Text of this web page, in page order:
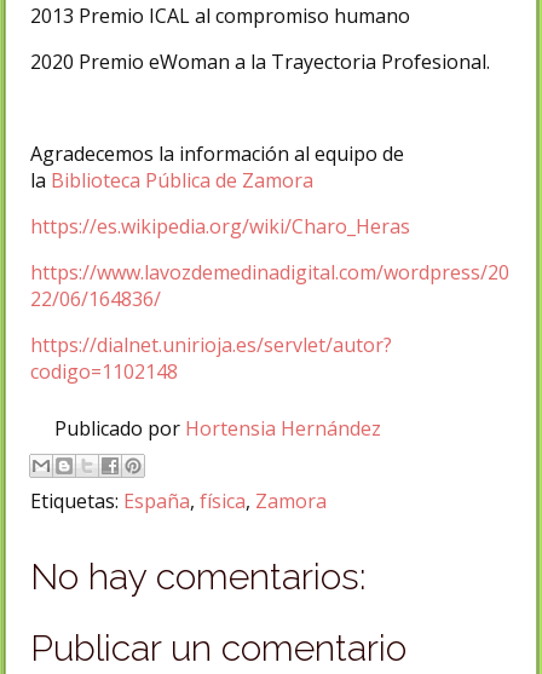
2013 Premio ICAL al compromiso humano
2020 Premio eWoman a la Trayectoria Profesional.
Agradecemos la información al equipo de
la Biblioteca Pública de Zamora
https://es.wikipedia.org/wiki/Charo_Heras
https://www.lavozdemedinadigital.com/wordpress/20
22/06/164836/
https://dialnet.unirioja.es/servlet/autor?
codigo=1102148
Publicado por Hortensia Hernández
Etiquetas: España, física, Zamora
No hay comentarios:
Publicar un comentario